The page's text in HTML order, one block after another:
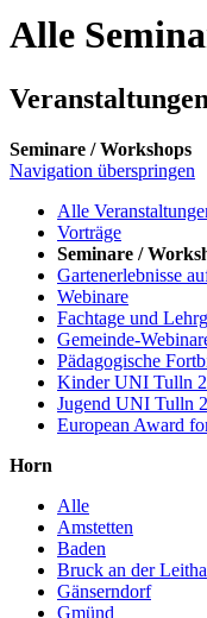
Alle
Veranstaltungen
Seminare / Workshops
Navigation überspringen
Alle
Vorträge
Seminare /
Gartenerlebnisse
Webinare
Fachtage und
Gemeinde-
Pädagogische
Kinder UNI Tulln
Jugend UNI Tulln
European Award
Horn
Alle
Amstetten
Baden
Bruck an der Leitha
Gänserndorf
Gmünd